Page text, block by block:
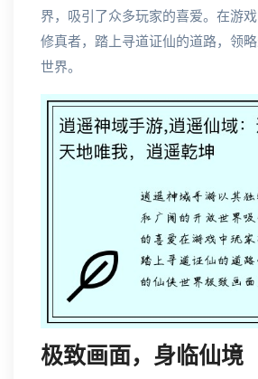
界，吸引了众多玩家的喜爱。在游
修真者，踏上寻道证仙的道路，领
世界。
极致画面，身临仙境